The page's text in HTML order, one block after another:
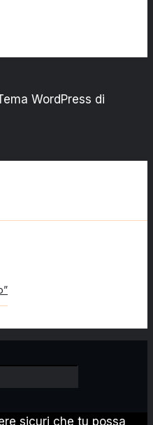
WordPress di
sicuri che tu possa